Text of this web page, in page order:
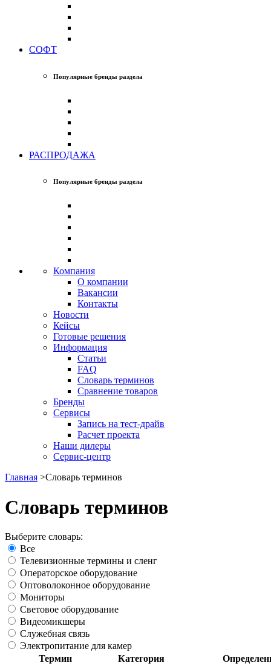
СОФТ
Популярные бренды раздела
РАСПРОДАЖА
Популярные бренды раздела
Компания
О компании
Вакансии
Контакты
Новости
Кейсы
Готовые решения
Информация
Статьи
FAQ
Словарь терминов
Сравнение товаров
Бренды
Сервисы
Запись на тест-драйв
Расчет проекта
Наши дилеры
Сервис-центр
Главная >Словарь терминов
Словарь терминов
Выберите словарь:
Все
Телевизионные термины и сленг
Операторское оборудование
Оптоволоконное оборудование
Мониторы
Световое оборудование
Видеомикшеры
Служебная связь
Электропитание для камер
Термин
Категория